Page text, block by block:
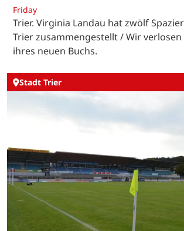
Friday
Trier. Virginia Landau hat zwölf
Trier zusammengestellt / Wir
ihres neuen Buchs.
Stadt Trier